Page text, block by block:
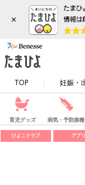
×
TOP 妊娠・
育児グッズ 病気・予防接種
ひよこクラブ アプリ